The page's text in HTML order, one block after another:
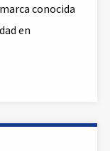
conocida
en